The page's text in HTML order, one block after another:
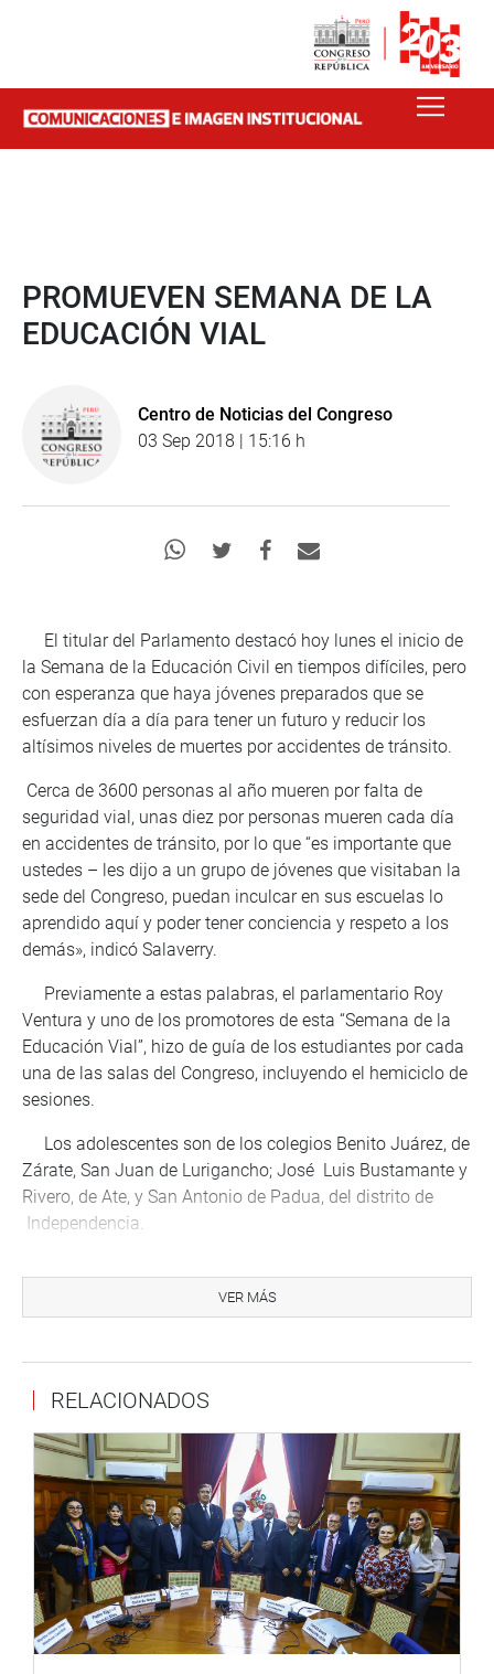
PROMUEVEN SEMANA DE LA
EDUCACIÓN VIAL
Centro de Noticias del Congreso
03 Sep 2018 | 15:16 h
El titular del Parlamento destacó hoy lunes el inicio de
la Semana de la Educación Civil en tiempos difíciles, pero
con esperanza que haya jóvenes preparados que se
esfuerzan día a día para tener un futuro y reducir los
altísimos niveles de muertes por accidentes de tránsito.
Cerca de 3600 personas al año mueren por falta de
seguridad vial, unas diez por personas mueren cada día
en accidentes de tránsito, por lo que “es importante que
ustedes – les dijo a un grupo de jóvenes que visitaban la
sede del Congreso, puedan inculcar en sus escuelas lo
aprendido aquí y poder tener conciencia y respeto a los
demás», indicó Salaverry.
Previamente a estas palabras, el parlamentario Roy
Ventura y uno de los promotores de esta “Semana de la
Educación Vial”, hizo de guía de los estudiantes por cada
una de las salas del Congreso, incluyendo el hemiciclo de
sesiones.
Los adolescentes son de los colegios Benito Juárez, de
Zárate, San Juan de Lurigancho; José Luis Bustamante y
Rivero, de Ate, y San Antonio de Padua, del distrito de
Independencia.
debate en las sesiones del Pleno, la historia de la
infraestructura del Palacio Legislativo, como las galerías,
cargo y brinda mensaje a la Nación; así como el proceso
Una docente del colegio Benito Juárez pidió al
congresista Ventura para que desde el Congreso se
trabaje la incorporación en la currícula educativa una
carrera técnica que permita laborar al alumno cuando
egresa del colegio. Alega que no hay campo de trabajo
para un chico que termina el quinto año de secundaria.
VER MÁS
RELACIONADOS